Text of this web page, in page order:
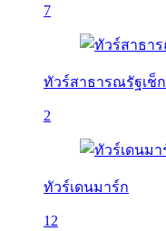
7
ทัวร์สาธารณรัฐเช็ก
2
ทัวร์เดนมาร์ก
12